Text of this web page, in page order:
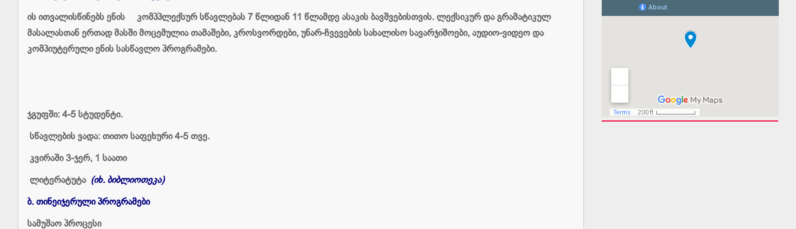
ის ითვალისწინებს ენის კომპპლექსურ სწავლებას 7 წლიდან 11 წლამდე ასაკის ბავშვებისთვის. ლექსიკურ და გრამატიკულ
მასალასთან ერთად მასში მოცემულია თამაშები, კროსვორდები, უნარ-ჩვევების სახალისო სავარჯიშოები, აუდიო-ვიდეო და
კომპიუტერული ენის სასწავლო პროგრამები.
ჯგუფში: 4-5 სტუდენტი.
სწავლების ვადა: თითო საფეხური 4-5 თვე.
კვირაში 3-ჯერ, 1 საათი
ლიტერატუტა (იხ. ბიბლიოთეკა)
ბ. თინეიჯერული პროგრამები
სამუშაო პროცესი